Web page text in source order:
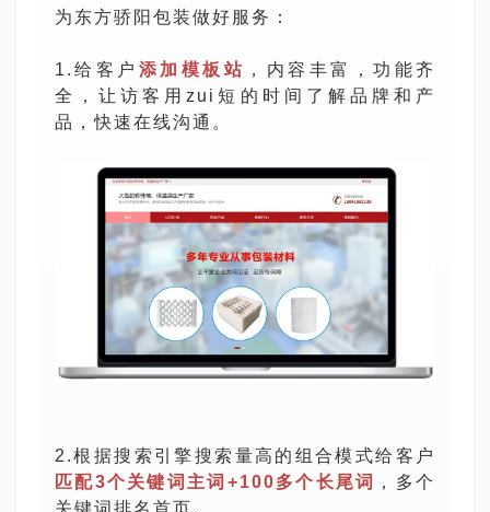
为东方骄阳包装做好服务：
1.给客户 添加模板站 ，内容丰富，功能齐
全，让访客用zui短的时间了解品牌和产
品，快速在线沟通。
2.根据搜索引擎搜索量高的组合模式给客户
匹配3个关键词主词+100多个长尾词
，多个